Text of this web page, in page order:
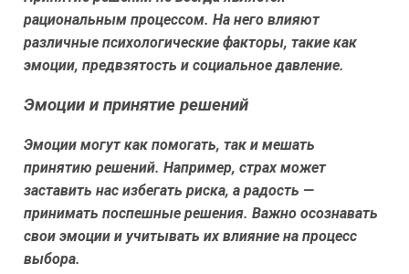
рациональным процессом. На него влияют
различные психологические факторы, такие как
эмоции, предвзятость и социальное давление.
Эмоции и принятие решений
Эмоции могут как помогать, так и мешать
принятию решений. Например, страх может
заставить нас избегать риска, а радость —
принимать поспешные решения. Важно осознавать
свои эмоции и учитывать их влияние на процесс
выбора.